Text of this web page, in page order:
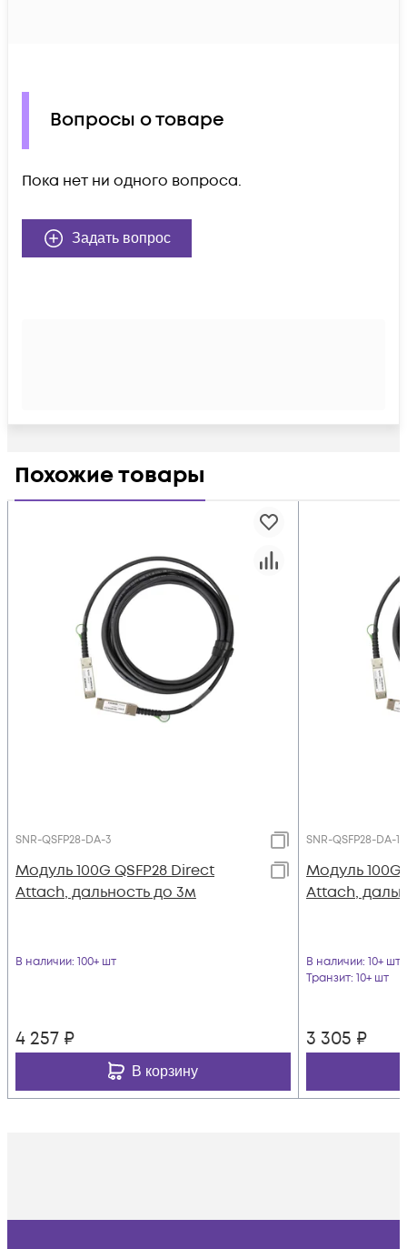
Вопросы о товаре
Пока нет ни одного вопроса.
Задать вопрос
Похожие товары
SNR-QSFP28-DA-3
Модуль 100G QSFP28 Direct
Attach, дальность до 3м
В наличии: 100+ шт
4 257 ₽
В корзину
SNR-QSFP28-DA-1
Модуль 100G
Attach,
В наличии: 10+ шт
Транзит: 10+ шт
3 305 ₽